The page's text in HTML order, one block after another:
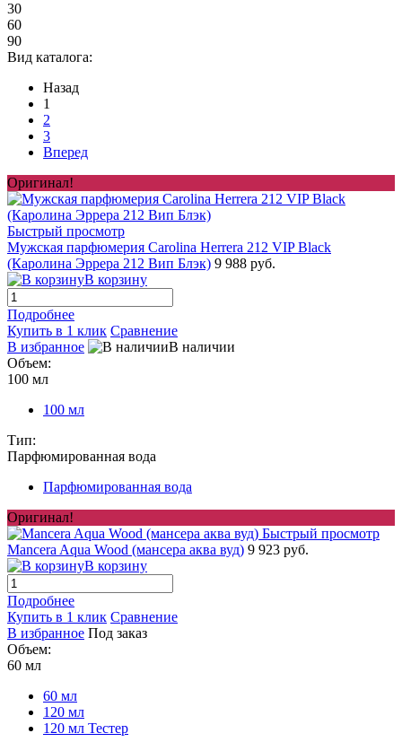
30
60
90
Вид каталога:
Назад
1
2
3
Вперед
Оригинал!
Быстрый просмотр
Мужская парфюмерия Carolina Herrera 212 VIP Black
(Каролина Эррера 212 Вип Блэк) 9 988 руб.
В корзину
Подробнее
Купить в 1 клик Сравнение
В избранное
В наличии
Объем:
100 мл
100 мл
Тип:
Парфюмированная вода
Парфюмированная вода
Оригинал!
Быстрый просмотр
Mancera Aqua Wood (мансера аква вуд) 9 923 руб.
В корзину
Подробнее
Купить в 1 клик Сравнение
В избранное Под заказ
Объем:
60 мл
60 мл
120 мл
120 мл Тестер